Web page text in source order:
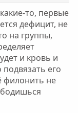
то, первые
дефицит, не
на группы,
и кровь и
его
филонить не